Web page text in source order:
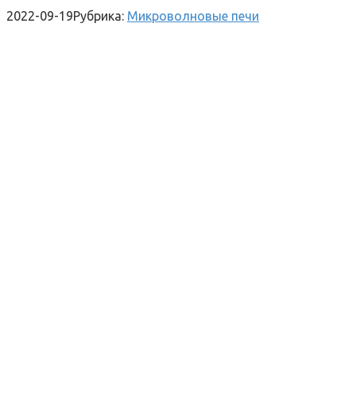
2022-09-19Рубрика: Микроволновые печи